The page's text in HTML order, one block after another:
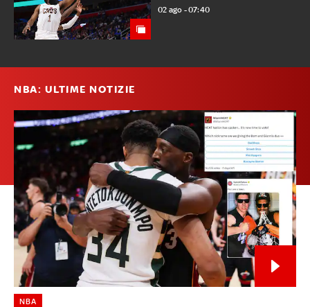
02 ago - 07:40
NBA: ULTIME NOTIZIE
NBA